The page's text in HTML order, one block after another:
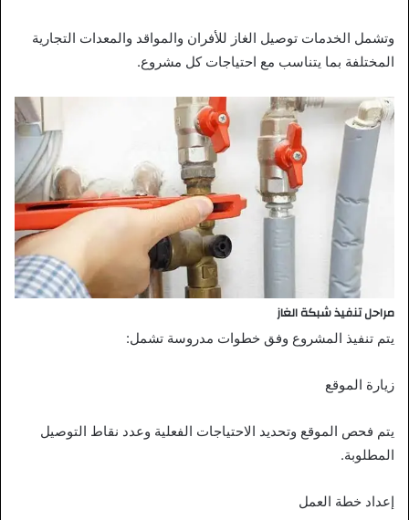
وتشمل الخدمات توصيل الغاز للأفران والمواقد والمعدات التجارية
المختلفة بما يتناسب مع احتياجات كل مشروع.
مراحل تنفيذ شبكة الغاز
يتم تنفيذ المشروع وفق خطوات مدروسة تشمل:
زيارة الموقع
يتم فحص الموقع وتحديد الاحتياجات الفعلية وعدد نقاط التوصيل
المطلوبة.
إعداد خطة العمل